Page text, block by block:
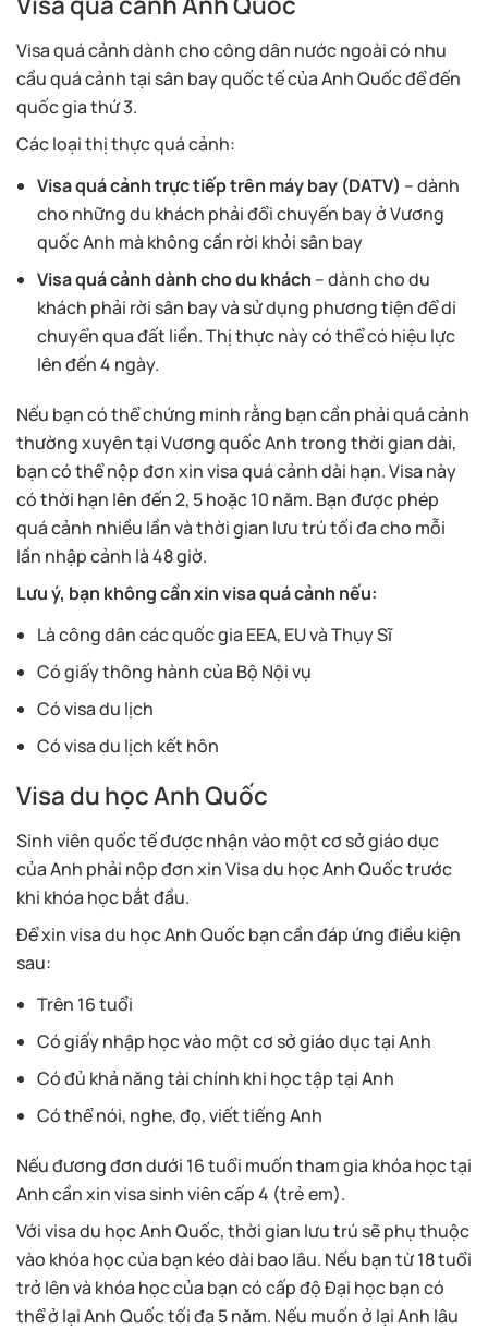
Visa quá cảnh dành cho công dân nước ngoài có nhu
cầu quá cảnh tại sân bay quốc tế của Anh Quốc để đến
quốc gia thứ 3.
Các loại thị thực quá cảnh:
Visa quá cảnh trực tiếp trên máy bay (DATV) – dành
cho những du khách phải đổi chuyến bay ở Vương
quốc Anh mà không cần rời khỏi sân bay
Visa quá cảnh dành cho du khách – dành cho du
khách phải rời sân bay và sử dụng phương tiện để di
chuyển qua đất liền. Thị thực này có thể có hiệu lực
lên đến 4 ngày.
Nếu bạn có thể chứng minh rằng bạn cần phải quá cảnh
thường xuyên tại Vương quốc Anh trong thời gian dài,
bạn có thể nộp đơn xin visa quá cảnh dài hạn. Visa này
có thời hạn lên đến 2, 5 hoặc 10 năm. Bạn được phép
quá cảnh nhiều lần và thời gian lưu trú tối đa cho mỗi
lần nhập cảnh là 48 giờ.
Lưu ý, bạn không cần xin visa quá cảnh nếu:
Là công dân các quốc gia EEA, EU và Thụy Sĩ
Có giấy thông hành của Bộ Nội vụ
Có visa du lịch
Có visa du lịch kết hôn
Visa du học Anh Quốc
Sinh viên quốc tế được nhận vào một cơ sở giáo dục
của Anh phải nộp đơn xin Visa du học Anh Quốc trước
khi khóa học bắt đầu.
Để xin visa du học Anh Quốc bạn cần đáp ứng điều kiện
sau:
Trên 16 tuổi
Có giấy nhập học vào một cơ sở giáo dục tại Anh
Có đủ khả năng tài chính khi học tập tại Anh
Có thể nói, nghe, đọ, viết tiếng Anh
Nếu đương đơn dưới 16 tuổi muốn tham gia khóa học tại
Anh cần xin visa sinh viên cấp 4 (trẻ em).
Với visa du học Anh Quốc, thời gian lưu trú sẽ phụ thuộc
vào khóa học của bạn kéo dài bao lâu. Nếu bạn từ 18 tuổi
trở lên và khóa học của bạn có cấp độ Đại học bạn có
thể ở lại Anh Quốc tối đa 5 năm. Nếu muốn ở lại Anh lâu